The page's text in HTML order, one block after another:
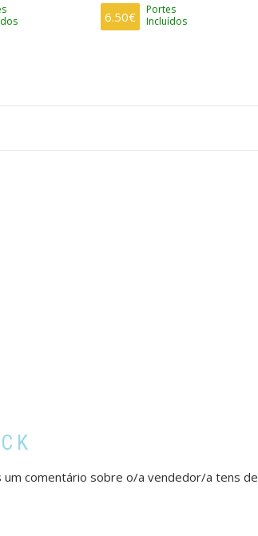
6.50€
Portes
Incluídos
um comentário sobre o/a vendedor/a tens de